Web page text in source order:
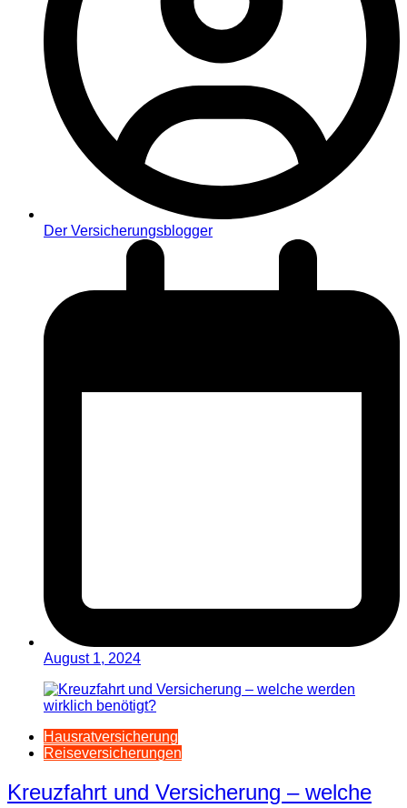
Der Versicherungsblogger
August 1, 2024
Hausratversicherung
Reiseversicherungen
Kreuzfahrt und Versicherung – welche